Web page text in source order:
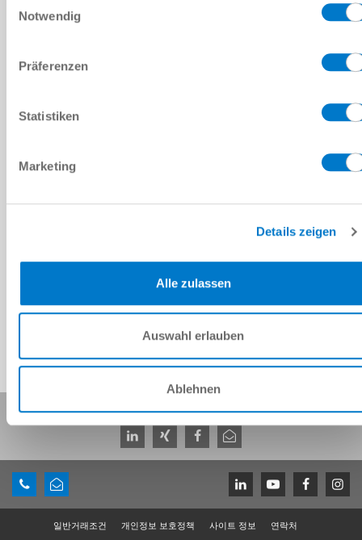
Notwendig
Präferenzen
Statistiken
Marketing
Details zeigen
Alle zulassen
Auswahl erlauben
Ablehnen
다운로드
이 페이지 공유:
일반거래조건 개인정보 보호정책 사이트 정보 연락처